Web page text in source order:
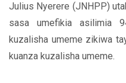
Julius Nyerere (JNHPP)
sasa umefikia asilimia
kuzalisha umeme zikiwa
kuanza kuzalisha umeme.